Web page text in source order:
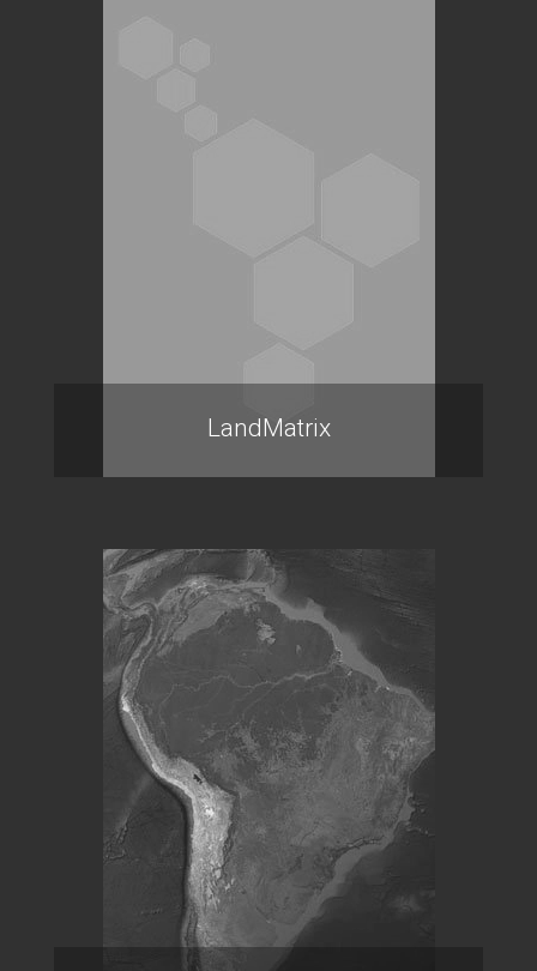
LandMatrix